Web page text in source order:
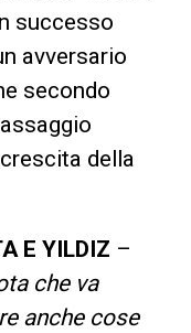
successo
avversario
secondo
della
E YILDIZ –
che va
anche cose